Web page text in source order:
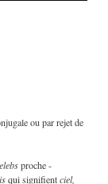
ou par rejet de
proche -
qui signifientciel,